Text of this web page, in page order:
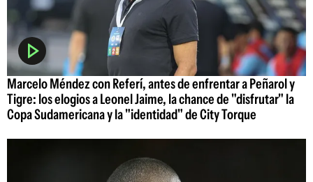
Marcelo Méndez con Referí, antes de enfrentar a Peñarol y
Tigre: los elogios a Leonel Jaime, la chance de "disfrutar" la
Copa Sudamericana y la "identidad" de City Torque